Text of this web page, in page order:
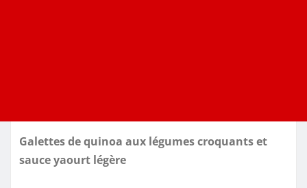
Galettes de quinoa aux légumes croquants et
sauce yaourt légère